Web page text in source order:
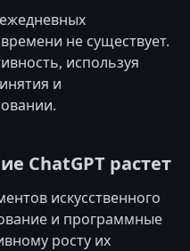
не существует.
используя
и
ChatGPT растет
искусственного
и программные
росту их